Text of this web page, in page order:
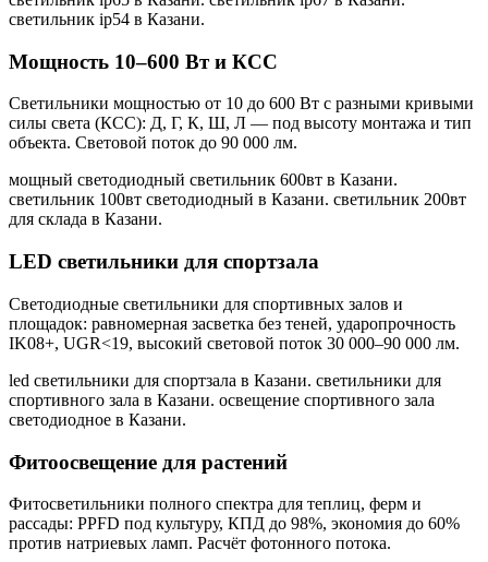
светильник ip54 в Казани.
Мощность 10–600 Вт и КСС
Светильники мощностью от 10 до 600 Вт с разными кривыми
силы света (КСС): Д, Г, К, Ш, Л — под высоту монтажа и тип
объекта. Световой поток до 90 000 лм.
мощный светодиодный светильник 600вт в Казани.
светильник 100вт светодиодный в Казани. светильник 200вт
для склада в Казани.
LED светильники для спортзала
Светодиодные светильники для спортивных залов и
площадок: равномерная засветка без теней, ударопрочность
IK08+, UGR<19, высокий световой поток 30 000–90 000 лм.
led светильники для спортзала в Казани. светильники для
спортивного зала в Казани. освещение спортивного зала
светодиодное в Казани.
Фитоосвещение для растений
Фитосветильники полного спектра для теплиц, ферм и
рассады: PPFD под культуру, КПД до 98%, экономия до 60%
против натриевых ламп. Расчёт фотонного потока.